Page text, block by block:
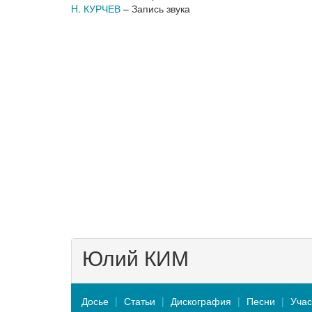
H. КУРЧЕВ – Запись звука
Юлий КИМ
Досье Статьи Дискография Песни